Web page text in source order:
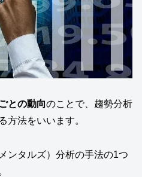
との動向のことで、趨勢分析
方法をいいます。
ンタルズ）分析の手法の1つ